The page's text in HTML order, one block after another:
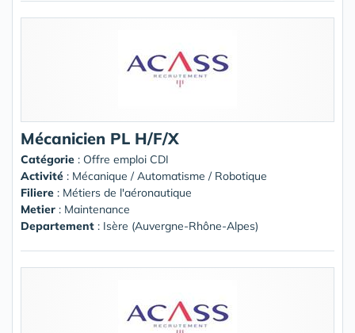
Mécanicien PL H/F/X
Catégorie : Offre emploi CDI
Activité : Mécanique / Automatisme / Robotique
Filiere : Métiers de l'aéronautique
Metier : Maintenance
Departement : Isère (Auvergne-Rhône-Alpes)